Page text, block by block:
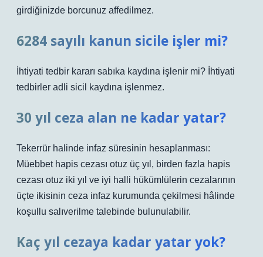
girdiğinizde borcunuz affedilmez.
6284 sayılı kanun sicile işler mi?
İhtiyati tedbir kararı sabıka kaydına işlenir mi? İhtiyati
tedbirler adli sicil kaydına işlenmez.
30 yıl ceza alan ne kadar yatar?
Tekerrür halinde infaz süresinin hesaplanması:
Müebbet hapis cezası otuz üç yıl, birden fazla hapis
cezası otuz iki yıl ve iyi halli hükümlülerin cezalarının
üçte ikisinin ceza infaz kurumunda çekilmesi hâlinde
koşullu salıverilme talebinde bulunulabilir.
Kaç yıl cezaya kadar yatar yok?